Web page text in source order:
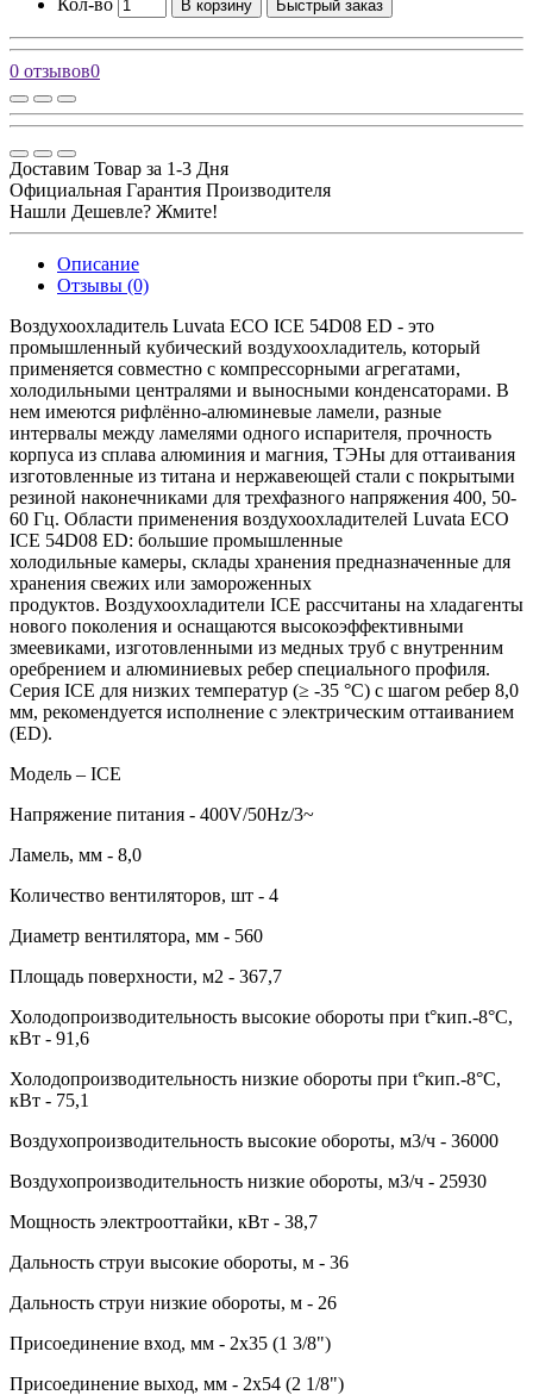
В корзину Быстрый заказ
0 отзывов0
Доставим Товар за 1-3 Дня
Официальная Гарантия Производителя
Нашли Дешевле? Жмите!
Описание
Отзывы (0)
Воздухоохладитель Luvata ECO ICE 54D08 ED - это
промышленный кубический воздухоохладитель, который
применяется совместно с компрессорными агрегатами,
холодильными централями и выносными конденсаторами. В
нем имеются рифлённо-алюминевые ламели, разные
интервалы между ламелями одного испарителя, прочность
корпуса из сплава алюминия и магния, ТЭНы для оттаивания
изготовленные из титана и нержавеющей стали с покрытыми
резиной наконечниками для трехфазного напряжения 400, 50-
60 Гц. Области применения воздухоохладителей Luvata ECO
ICE 54D08 ED: большие промышленные
холодильные камеры, склады хранения предназначенные для
хранения свежих или замороженных
продуктов. Воздухоохладители ICE рассчитаны на хладагенты
нового поколения и оснащаются высокоэффективными
змеевиками, изготовленными из медных труб с внутренним
оребрением и алюминиевых ребер специального профиля.
Серия ICE для низких температур (≥ -35 °C) с шагом ребер 8,0
мм, рекомендуется исполнение с электрическим оттаиванием
(ED).
Модель – ICE
Напряжение питания - 400V/50Hz/3~
Ламель, мм - 8,0
Количество вентиляторов, шт - 4
Диаметр вентилятора, мм - 560
Площадь поверхности, м2 - 367,7
Холодопроизводительность высокие обороты при t°кип.-8°С,
кВт - 91,6
Холодопроизводительность низкие обороты при t°кип.-8°С,
кВт - 75,1
Воздухопроизводительность высокие обороты, м3/ч - 36000
Воздухопроизводительность низкие обороты, м3/ч - 25930
Мощность электрооттайки, кВт - 38,7
Дальность струи высокие обороты, м - 36
Дальность струи низкие обороты, м - 26
Присоединение вход, мм - 2x35 (1 3/8")
Присоединение выход, мм - 2x54 (2 1/8")